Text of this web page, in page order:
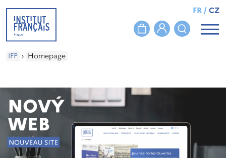
FR/CZ
IFP › Homepage